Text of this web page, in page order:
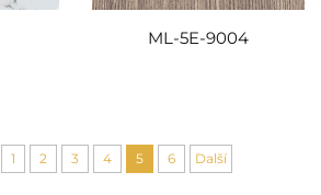
ML-5E-9004
1 2 3 4 5 6 Další